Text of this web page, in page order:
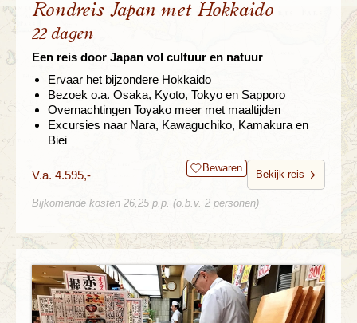
Rondreis Japan met Hokkaido
22 dagen
Een reis door Japan vol cultuur en natuur
Ervaar het bijzondere Hokkaido
Bezoek o.a. Osaka, Kyoto, Tokyo en Sapporo
Overnachtingen Toyako meer met maaltijden
Excursies naar Nara, Kawaguchiko, Kamakura en
Biei
V.a. 4.595,- Bewaren
Bekijk reis
Bijkomende kosten 26,25 p.p. (o.b.v. 2 personen)